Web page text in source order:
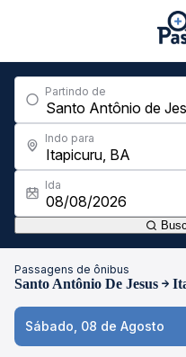
Partindo de
Indo para
Ida
Passagens de ônibus
Santo Antônio De Jesus
Sábado, 08 de Agosto